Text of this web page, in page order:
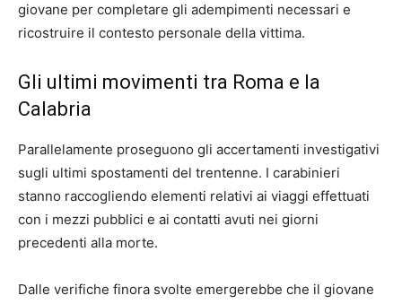
giovane per completare gli adempimenti necessari e
ricostruire il contesto personale della vittima.
Gli ultimi movimenti tra Roma e la
Calabria
Parallelamente proseguono gli accertamenti investigativi
sugli ultimi spostamenti del trentenne. I carabinieri
stanno raccogliendo elementi relativi ai viaggi effettuati
con i mezzi pubblici e ai contatti avuti nei giorni
precedenti alla morte.
Dalle verifiche finora svolte emergerebbe che il giovane